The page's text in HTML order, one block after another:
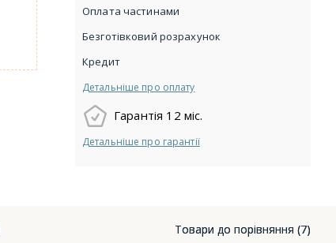
Безготівковий розрахунок
Кредит
Оплата частинами
Детальніше про оплату
Гарантія 12 міс.
Детальніше про гарантії
Товари до порівняння (7)